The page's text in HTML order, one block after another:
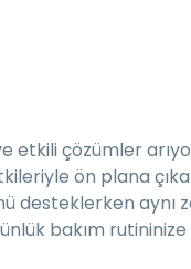
etkili çözümler
ön plana
aynı
bakım